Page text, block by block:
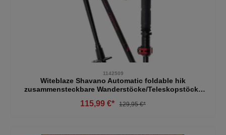
1142509
Witeblaze Shavano Automatic foldable hik
zusammensteckbare Wanderstöcke/Teleskopstöcke
115,99 €* 129,95 €*